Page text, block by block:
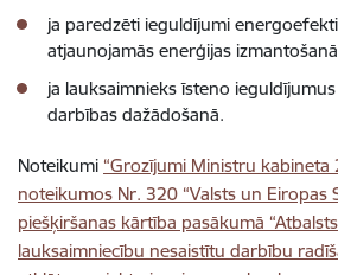
ja paredzēti ieguldījumi
atjaunojamās enerģijas
ja lauksaimnieks īsteno
darbības dažādošanā.
Noteikumi “Grozījumi Ministru kabineta
noteikumos Nr. 320 “Valsts un Eiropas
piešķiršanas kārtība pasākumā
lauksaimniecību nesaistītu darbību